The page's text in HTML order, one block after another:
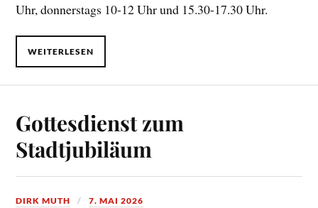
Uhr, donnerstags 10-12 Uhr und 15.30-17.30 Uhr.
WEITERLESEN
Gottesdienst zum
Stadtjubiläum
DIRK MUTH 7. MAI 2026